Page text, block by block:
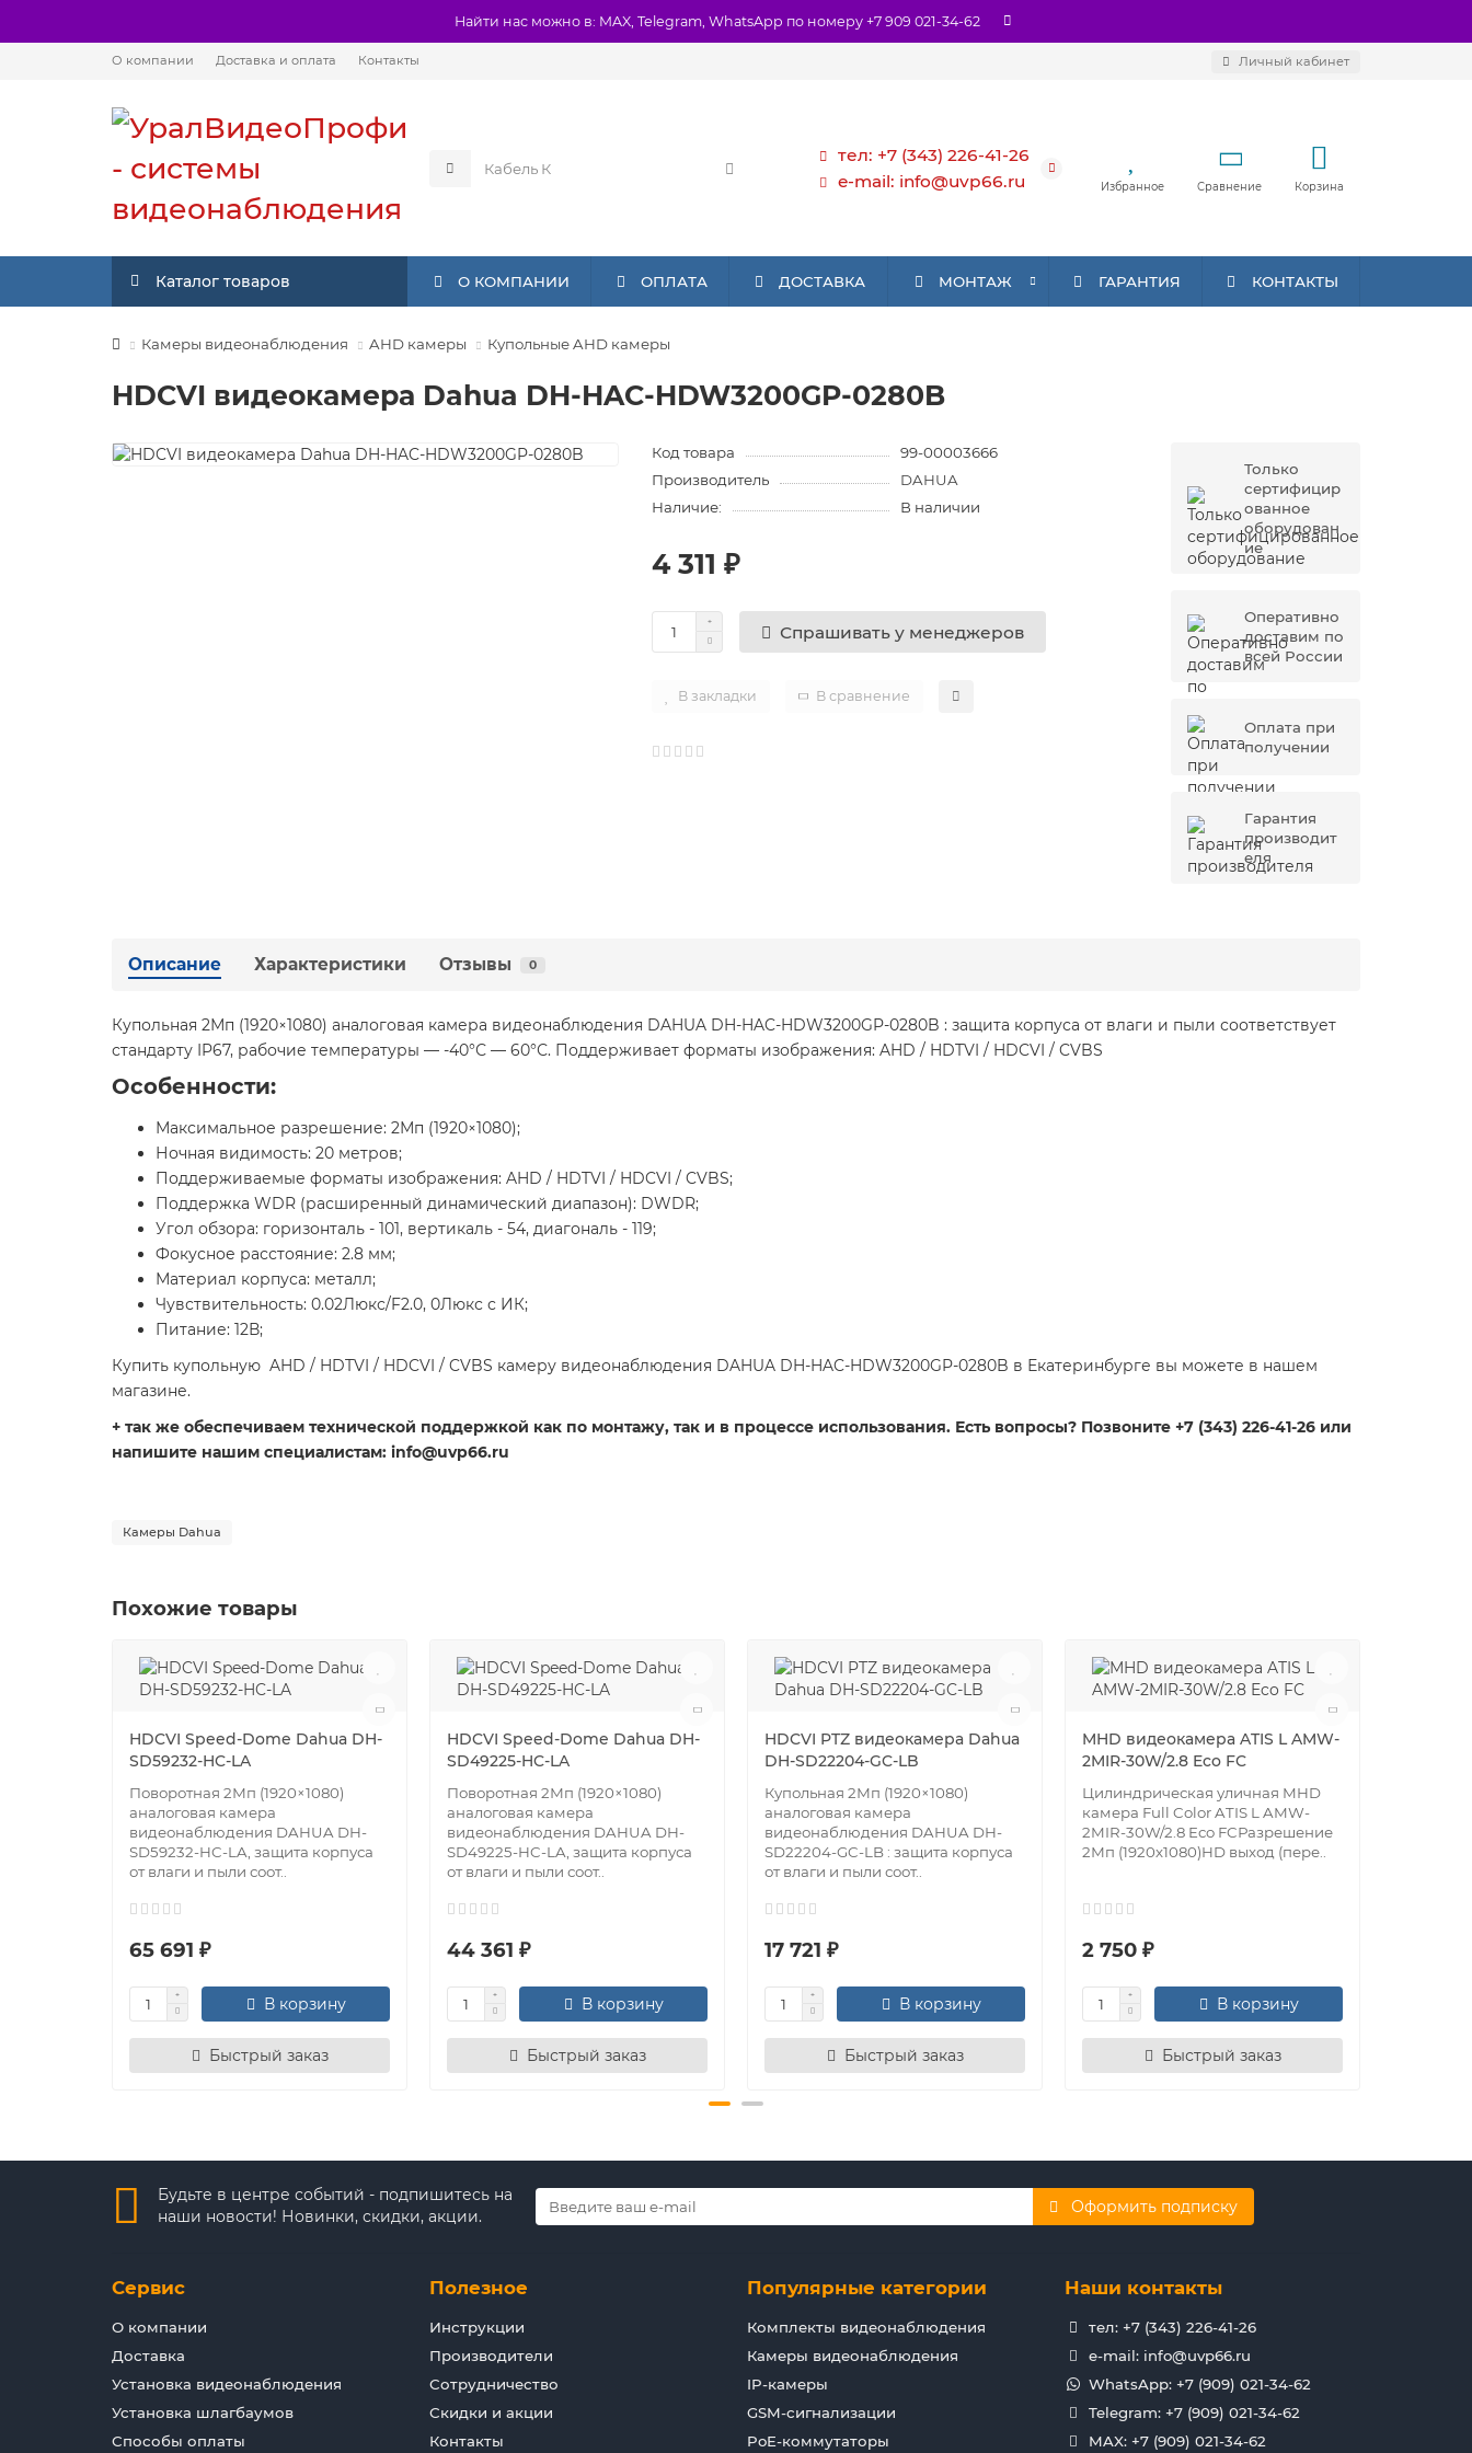
Найти нас можно в: MAX, Telegram, WhatsApp по номеру +7 909 021-34-62
О компании Доставка и оплата Контакты Личный кабинет
тел: +7 (343) 226-41-26
e-mail: info@uvp66.ru
Избранное Сравнение Корзина
Каталог товаров О КОМПАНИИ ОПЛАТА ДОСТАВКА МОНТАЖ ГАРАНТИЯ КОНТАКТЫ
Камеры видеонаблюдения AHD камеры Купольные AHD камеры
HDCVI видеокамера Dahua DH-HAC-HDW3200GP-0280B
Код товара
99-00003666
Производитель
DAHUA
Наличие:
В наличии
4 311 ₽
Спрашивать у менеджеров
В закладки В сравнение
Только
сертифицир
ованное
оборудован
ие
Оперативно
доставим по
всей России
Оплата при
получении
Гарантия
производит
еля
Описание Характеристики Отзывы 0
Купольная 2Мп (1920×1080) аналоговая камера видеонаблюдения DAHUA DH-HAC-HDW3200GP-0280B : защита корпуса от влаги и пыли соответствует
стандарту IP67, рабочие температуры — -40°С — 60°С. Поддерживает форматы изображения: AHD / HDTVI / HDCVI / CVBS
Особенности:
Максимальное разрешение: 2Мп (1920×1080);
Ночная видимость: 20 метров;
Поддерживаемые форматы изображения: AHD / HDTVI / HDCVI / CVBS;
Поддержка WDR (расширенный динамический диапазон): DWDR;
Угол обзора: горизонталь - 101, вертикаль - 54, диагональ - 119;
Фокусное расстояние: 2.8 мм;
Материал корпуса: металл;
Чувствительность: 0.02Люкс/F2.0, 0Люкс с ИК;
Питание: 12В;
Купить купольную AHD / HDTVI / HDCVI / CVBS камеру видеонаблюдения DAHUA DH-HAC-HDW3200GP-0280B в Екатеринбурге вы можете в нашем
магазине.
+ так же обеспечиваем технической поддержкой как по монтажу, так и в процессе использования. Есть вопросы? Позвоните +7 (343) 226-41-26 или
напишите нашим специалистам: info@uvp66.ru
Камеры Dahua
Похожие товары
HDCVI Speed-Dome Dahua DH-
SD59232-HC-LA
Поворотная 2Мп (1920×1080)
аналоговая камера
видеонаблюдения DAHUA DH-
SD59232-HC-LA, защита корпуса
от влаги и пыли соот..
65 691 ₽
В корзину
Быстрый заказ
HDCVI Speed-Dome Dahua DH-
SD49225-HC-LA
Поворотная 2Мп (1920×1080)
аналоговая камера
видеонаблюдения DAHUA DH-
SD49225-HC-LA, защита корпуса
от влаги и пыли соот..
44 361 ₽
В корзину
Быстрый заказ
HDCVI PTZ видеокамера Dahua
DH-SD22204-GC-LB
Купольная 2Мп (1920×1080)
аналоговая камера
видеонаблюдения DAHUA DH-
SD22204-GC-LB : защита корпуса
от влаги и пыли соот..
17 721 ₽
В корзину
Быстрый заказ
MHD видеокамера ATIS L AMW-
2MIR-30W/2.8 Eco FC
Цилиндрическая уличная MHD
камера Full Color ATIS L AMW-
2MIR-30W/2.8 Eco FCРазрешение
2Мп (1920х1080)HD выход (пере..
2 750 ₽
В корзину
Быстрый заказ
Будьте в центре событий - подпишитесь на
наши новости! Новинки, скидки, акции.
Оформить подписку
Сервис
О компании
Доставка
Установка видеонаблюдения
Установка шлагбаумов
Способы оплаты
Полезное
Инструкции
Производители
Сотрудничество
Скидки и акции
Контакты
Популярные категории
Комплекты видеонаблюдения
Камеры видеонаблюдения
IP-камеры
GSM-сигнализации
PoE-коммутаторы
Наши контакты
тел: +7 (343) 226-41-26
e-mail: info@uvp66.ru
WhatsApp: +7 (909) 021-34-62
Telegram: +7 (909) 021-34-62
MAX: +7 (909) 021-34-62